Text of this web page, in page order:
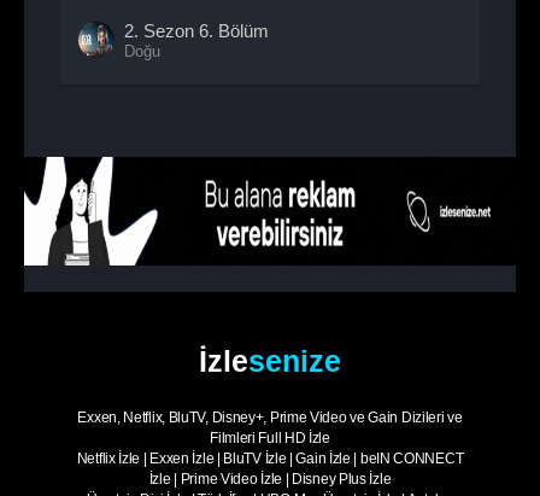
2. Sezon 6. Bölüm
Doğu
2. Sezon8. Bölüm
İzlesenize
Exxen, Netflix, BluTV, Disney+, Prime Video ve Gain Dizileri ve
Filmleri Full HD İzle
Netflix İzle | Exxen İzle | BluTV İzle |Gain İzle | beIN CONNECT
İzle | Prime Video İzle | Disney Plus İzle